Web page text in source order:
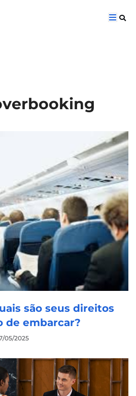
são seus direitos
de embarcar?
05/2025